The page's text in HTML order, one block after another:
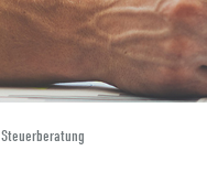
Steuerberatung